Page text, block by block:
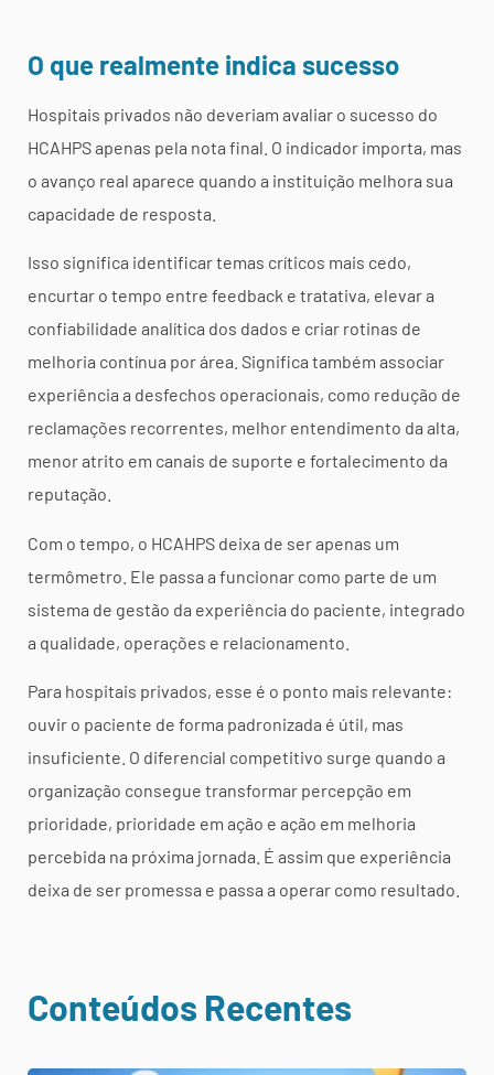
O que realmente indica sucesso
Hospitais privados não deveriam avaliar o sucesso do
HCAHPS apenas pela nota final. O indicador importa, mas
o avanço real aparece quando a instituição melhora sua
capacidade de resposta.
Isso significa identificar temas críticos mais cedo,
encurtar o tempo entre feedback e tratativa, elevar a
confiabilidade analítica dos dados e criar rotinas de
melhoria contínua por área. Significa também associar
experiência a desfechos operacionais, como redução de
reclamações recorrentes, melhor entendimento da alta,
menor atrito em canais de suporte e fortalecimento da
reputação.
Com o tempo, o HCAHPS deixa de ser apenas um
termômetro. Ele passa a funcionar como parte de um
sistema de gestão da experiência do paciente, integrado
a qualidade, operações e relacionamento.
Para hospitais privados, esse é o ponto mais relevante:
ouvir o paciente de forma padronizada é útil, mas
insuficiente. O diferencial competitivo surge quando a
organização consegue transformar percepção em
prioridade, prioridade em ação e ação em melhoria
percebida na próxima jornada. É assim que experiência
deixa de ser promessa e passa a operar como resultado.
Conteúdos Recentes